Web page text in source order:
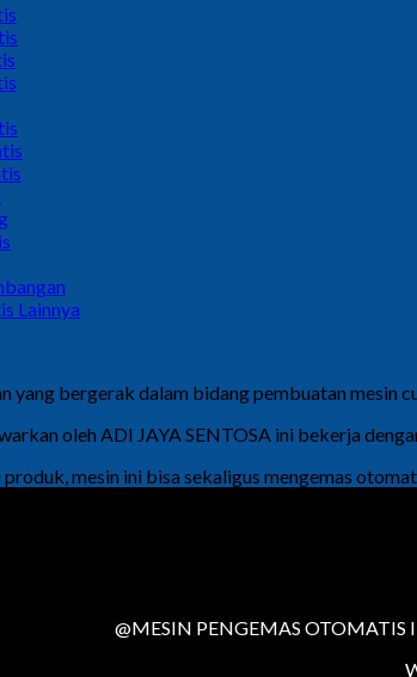
Lainnya
yang bergerak dalam bidang pembuatan
oleh ADI JAYA SENTOSA ini bekerja
mesin ini bisa sekaligus mengemas
@MESIN PENGEMAS OTOMATIS